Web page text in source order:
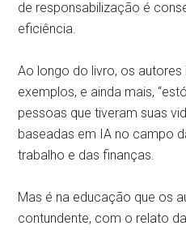
de responsabilização é
eficiência.
Ao longo do livro, os
exemplos, e ainda mais,
pessoas que tiveram suas
baseadas em IA no campo
trabalho e das finanças.
Mas é na educação que os
contundente, com o relato